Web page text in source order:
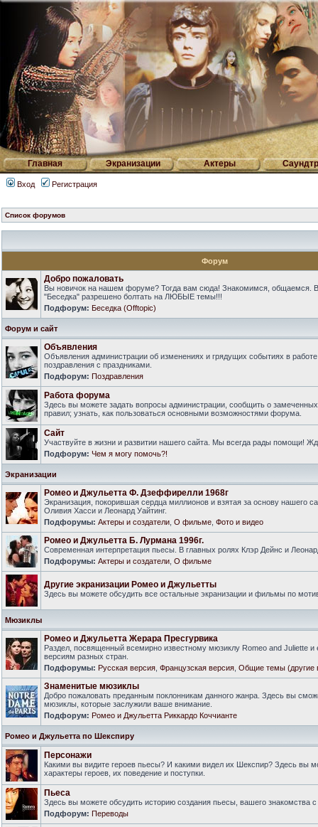
Главная Экранизации Актеры
Вход Регистрация
Список форумов
Форум
Добро пожаловать
Вы новичок на нашем форуме? Тогда вам сюда! Знакомимся, общаемся.
"Беседка" разрешено болтать на ЛЮБЫЕ темы!!!
Подфорум: Беседка (Offtopic)
Форум и сайт
Объявления
Объявления администрации об изменениях и грядущих событиях в
поздравления с праздниками.
Подфорум: Поздравления
Работа форума
Здесь вы можете задать вопросы администрации, сообщить о
правил; узнать, как пользоваться основными возможностями форума.
Сайт
Участвуйте в жизни и развитии нашего сайта. Мы всегда рады помощи!
Подфорум: Чем я могу помочь?!
Экранизации
Ромео и Джульетта Ф. Дзеффирелли 1968г
Экранизация, покорившая сердца миллионов и взятая за основу нашего
Оливия Хасси и Леонард Уайтинг.
Подфорумы: Актеры и создатели О фильме Фото и видео
Ромео и Джульетта Б. Лурмана 1996г.
Современная интерпретация пьесы. В главных ролях Клэр Дейнс и
Подфорумы: Актеры и создатели О фильме
Другие экранизации Ромео и Джульетты
Здесь вы можете обсудить все остальные экранизации и фильмы по
Мюзиклы
Ромео и Джульетта Жерара Пресгурвика
Раздел, посвященный всемирно известному мюзиклу Romeo and Juliette и
версиям разных стран.
Подфорумы: Русская версия Французская версия Общие темы (другие
Знаменитые мюзиклы
Добро пожаловать преданным поклонникам данного жанра. Здесь вы
мюзиклы, которые заслужили ваше внимание.
Подфорум: Ромео и Джульетта Риккардо Коччианте
Ромео и Джульетта по Шекспиру
Персонажи
Какими вы видите героев пьесы? И какими видел их Шекспир? Здесь вы
характеры героев, их поведение и поступки.
Пьеса
Здесь вы можете обсудить историю создания пьесы, вашего знакомства
Подфорум: Переводы